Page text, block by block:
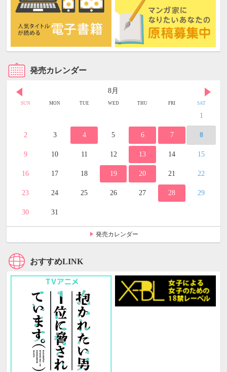
発売カレンダー
8月
SUN MON TUE WED THU FRI SAT
1
2 3 4 5 6 7 8
9 10 11 12 13 14 15
16 17 18 19 20 21 22
23 24 25 26 27 28 29
30 31
発売カレンダー
おすすめLINK